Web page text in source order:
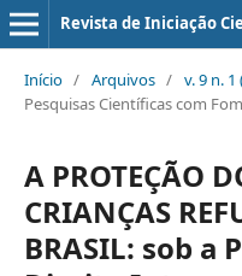
Início / Arquivos / v. 9 n. 1
Pesquisas Científicas com
A PROTEÇÃO
CRIANÇAS
BRASIL: sob a